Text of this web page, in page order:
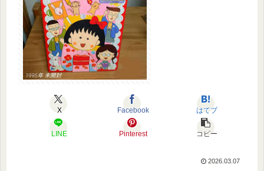
X Facebook はてブ
LINE Pinterest コピー
2026.03.07